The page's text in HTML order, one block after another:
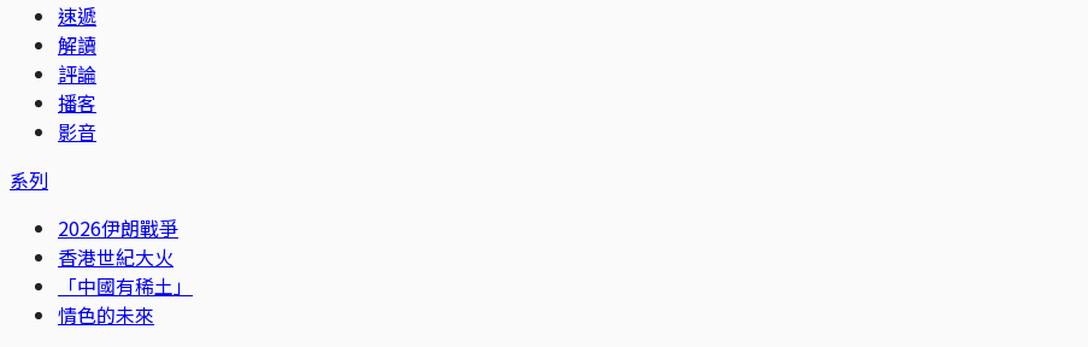
速遞
解讀
評論
播客
影音
系列
2026伊朗戰爭
香港世紀大火
「中國有稀土」
情色的未來